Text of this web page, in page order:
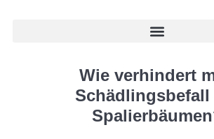
Wie verhindert
Schädlingsbefall